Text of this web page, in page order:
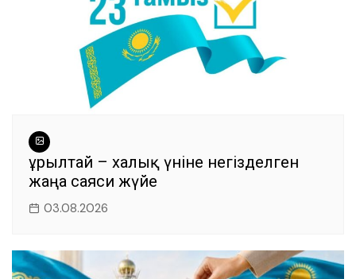
Құрылтай – халық үніне негізделген
жаңа саяси жүйе
03.08.2026